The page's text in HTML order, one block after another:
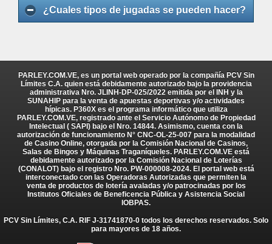
¿Cuales tipos de jugadas se pueden hacer?
PARLEY.COM.VE, es un portal web operado por la compañía PCV Sin
Límites C.A. quien está debidamente autorizado bajo la providencia
administrativa Nro. JLINH-DP-025/2022 emitida por el INH y la
SUNAHIP para la venta de apuestas deportivas y/o actividades
hípicas. P360X es el programa informático que utiliza
PARLEY.COM.VE, registrado ante el Servicio Autónomo de Propiedad
Intelectual ( SAPI) bajo el Nro. 14844. Asimismo, cuenta con la
autorización de funcionamiento N° CNC-OL-25-007 para la modalidad
de Casino Online, otorgada por la Comisión Nacional de Casinos,
Salas de Bingos y Máquinas Traganíqueles. PARLEY.COM.VE está
debidamente autorizado por la Comisión Nacional de Loterías
(CONALOT) bajo el registro Nro. PW-000008-2024. El portal web está
interconectado con las Operadoras Autorizadas que permiten la
venta de productos de lotería avaladas y/o patrocinadas por los
Institutos Oficiales de Beneficencia Pública y Asistencia Social
IOBPAS.
PCV Sin Límites, C.A. RIF J-31741870-0 todos los derechos reservados. Solo
para mayores de 18 años.